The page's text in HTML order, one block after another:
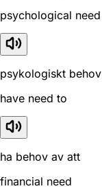
psychological need
psykologiskt behov
have need to
ha behov av att
financial need